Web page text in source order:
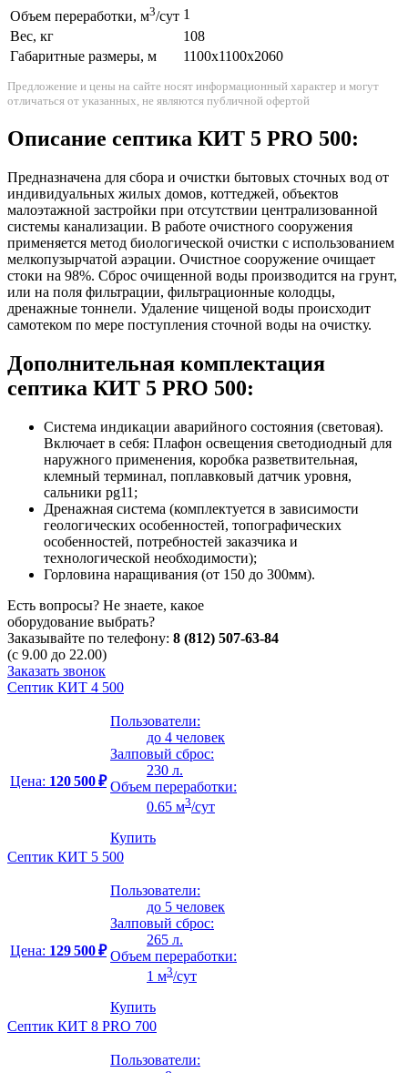
Объем переработки, м3/сут 1
Вес, кг
108
Габаритные размеры, м
1100x1100x2060
Предложение и цены на сайте носят информационный характер и могут
отличаться от указанных, не являются публичной офертой
Описание септика КИТ 5 PRO 500:
Предназначена для сбора и очистки бытовых сточных вод от
индивидуальных жилых домов, коттеджей, объектов
малоэтажной застройки при отсутствии централизованной
системы канализации. В работе очистного сооружения
применяется метод биологической очистки с использованием
мелкопузырчатой аэрации. Очистное сооружение очищает
стоки на 98%. Сброс очищенной воды производится на грунт,
или на поля фильтрации, фильтрационные колодцы,
дренажные тоннели. Удаление чищеной воды происходит
самотеком по мере поступления сточной воды на очистку.
Дополнительная комплектация
септика КИТ 5 PRO 500:
Система индикации аварийного состояния (световая).
Включает в себя: Плафон освещения светодиодный для
наружного применения, коробка разветвительная,
клемный терминал, поплавковый датчик уровня,
сальники pg11;
Дренажная система (комплектуется в зависимости
геологических особенностей, топографических
особенностей, потребностей заказчика и
технологической необходимости);
Горловина наращивания (от 150 до 300мм).
Есть вопросы? Не знаете, какое
оборудование выбрать?
Заказывайте по телефону: 8 (812) 507-63-84
(с 9.00 до 22.00)
Заказать звонок
Септик КИТ 4 500
Цена: 120 500 ₽
Пользователи:
до 4 человек
Залповый сброс:
230 л.
Объем переработки:
0.65 м3/сут
Купить
Септик КИТ 5 500
Цена: 129 500 ₽
Пользователи:
до 5 человек
Залповый сброс:
265 л.
Объем переработки:
1 м3/сут
Купить
Септик КИТ 8 PRO 700
Пользователи: